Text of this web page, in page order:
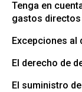
Tenga en
gastos
Excepciones al
El derecho de
El suministro